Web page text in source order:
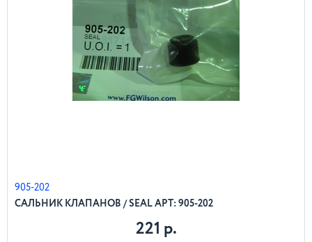
905-202
САЛЬНИК КЛАПАНОВ / SEAL АРТ: 905-202
221 р.